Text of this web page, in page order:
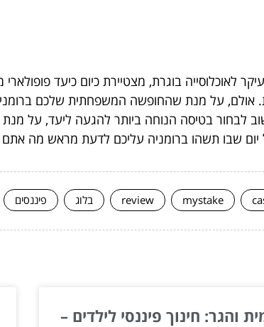
לאוכלוסייה בוגרת, מצטיירת כיום כיעד פופולארי
אולם, על מנת שהחופשה המשפחתית שלכם
לבחור בטיסה הנוחה ביותר להגעה ליעד, על
שבו תשהו ברומניה עליכם לדעת מראש מה אתם
mystake
review בלוג פיננסים
והגר: חינוך פיננסי לילדים –